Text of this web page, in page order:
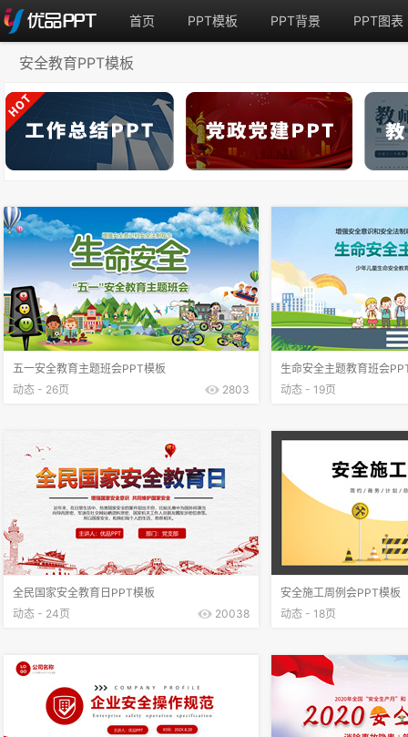
首页 PPT模板 PPT背景 PPT图表
安全教育PPT模板
五一安全教育主题班会PPT模板
动态 - 26页
2803
生命安全主题教育班会
动态 - 19页
全民国家安全教育日PPT模板
动态 - 24页
20038
安全施工周例会PPT模板
动态 - 18页